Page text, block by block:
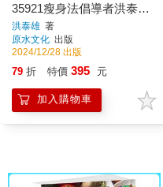
35921瘦身法倡導者洪泰雄
教你選擇優質飲食
洪泰雄 著
原水文化 出版
2024/12/28 出版
79 折 特價 395 元
加入購物車